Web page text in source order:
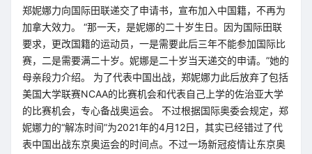
郑妮娜力向国际田联递交了申请书，宣布加入中国籍，不再为
加拿大效力。 “那一天，是妮娜的二十岁生日。因为国际田联
要求，更改国籍的运动员，一是需要此后三年不能参加国际比
赛，二是需要满二十岁。妮娜是二十岁当天递交的申请。”她的
母亲段力介绍。 为了代表中国出战，郑妮娜力此后放弃了包括
美国大学联赛NCAA的比赛机会和代表自己上学的佐治亚大学
的比赛机会，专心备战奥运会。 不过根据国际奥委会规定，郑
妮娜力的“解冻时间”为2021年的4月12日，其实已经错过了代
表中国出战东京奥运会的时间点。不过一场新冠疫情让东京奥